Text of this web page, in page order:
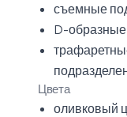
съемные
D-образные
Цвета
оливковый